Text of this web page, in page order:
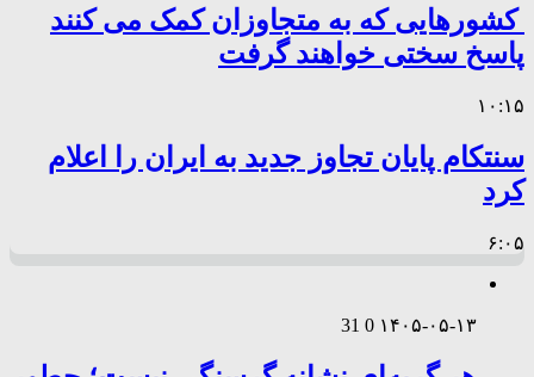
کشورهایی که به متجاوزان کمک می کنند
پاسخ سختی خواهند گرفت
۱۰:۱۵
سنتکام پایان تجاوز جدید به ایران را اعلام
کرد
۶:۰۵
۱۴۰۵-۰۵-۱۳ 0
31